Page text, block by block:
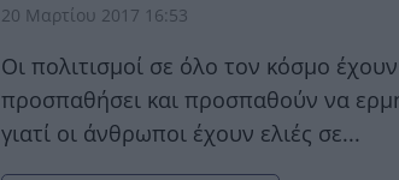
20 Μαρτίου 2017 16:53
Οι πολιτισμοί σε όλο τον κόσμο έχουν
προσπαθήσει και προσπαθούν να
γιατί οι άνθρωποι έχουν ελιές σε...